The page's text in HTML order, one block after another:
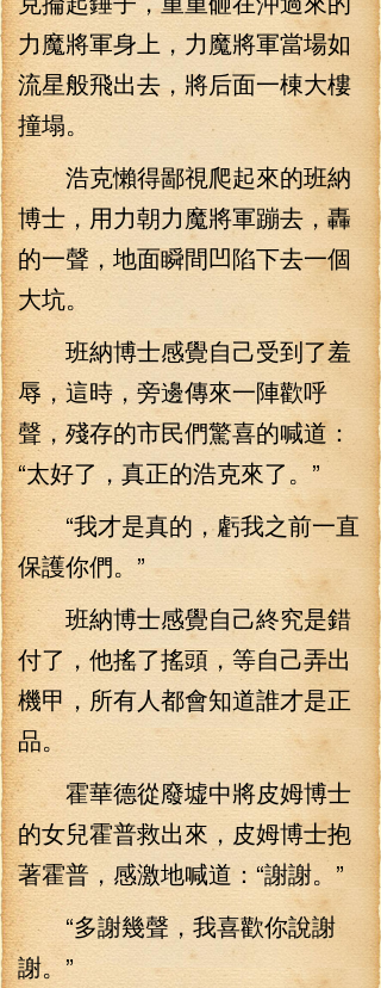
力魔將軍身上，力魔將軍當場如
流星般飛出去，將后面一棟大樓
撞塌。
浩克懶得鄙視爬起來的班納
博士，用力朝力魔將軍蹦去，轟
的一聲，地面瞬間凹陷下去一個
大坑。
班納博士感覺自己受到了羞
辱，這時，旁邊傳來一陣歡呼
聲，殘存的市民們驚喜的喊道：
“太好了，真正的浩克來了。”
“我才是真的，虧我之前一直
保護你們。”
班納博士感覺自己終究是錯
付了，他搖了搖頭，等自己弄出
機甲，所有人都會知道誰才是正
品。
霍華德從廢墟中將皮姆博士
的女兒霍普救出來，皮姆博士抱
著霍普，感激地喊道：“謝謝。”
“多謝幾聲，我喜歡你說謝
謝。”